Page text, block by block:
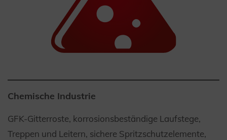
Chemische Industrie
GFK-Gitterroste, korrosionsbeständige Laufstege,
Treppen und Leitern, sichere Spritzschutzelemente,